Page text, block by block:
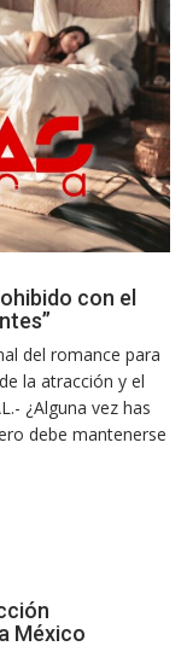
con el
del romance para
la atracción y el
¿Alguna vez has
debe mantenerse
México